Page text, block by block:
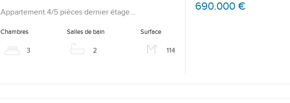
Appartement 4/5 pièces dernier étage…
Chambres
3
Salles de bain
2
Surface
114
690.000 €